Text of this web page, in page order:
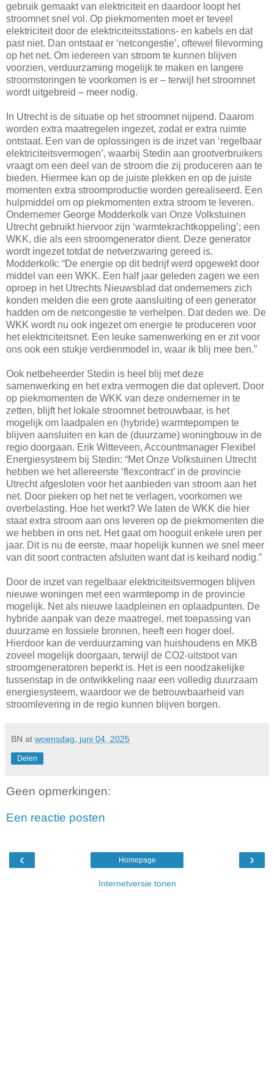
gebruik gemaakt van elektriciteit en daardoor loopt het
stroomnet snel vol. Op piekmomenten moet er teveel
elektriciteit door de elektriciteitsstations- en kabels en dat
past niet. Dan ontstaat er ‘netcongestie’, oftewel filevorming
op het net. Om iedereen van stroom te kunnen blijven
voorzien, verduurzaming mogelijk te maken en langere
stroomstoringen te voorkomen is er – terwijl het stroomnet
wordt uitgebreid – meer nodig.
In Utrecht is de situatie op het stroomnet nijpend. Daarom
worden extra maatregelen ingezet, zodat er extra ruimte
ontstaat. Een van de oplossingen is de inzet van ‘regelbaar
elektriciteitsvermogen’, waarbij Stedin aan grootverbruikers
vraagt om een deel van de stroom die zij produceren aan te
bieden. Hiermee kan op de juiste plekken en op de juiste
momenten extra stroomproductie worden gerealiseerd. Een
hulpmiddel om op piekmomenten extra stroom te leveren.
Ondernemer George Modderkolk van Onze Volkstuinen
Utrecht gebruikt hiervoor zijn ‘warmtekrachtkoppeling’; een
WKK, die als een stroomgenerator dient. Deze generator
wordt ingezet totdat de netverzwaring gereed is.
Modderkolk: “De energie op dit bedrijf werd opgewekt door
middel van een WKK. Een half jaar geleden zagen we een
oproep in het Utrechts Nieuwsblad dat ondernemers zich
konden melden die een grote aansluiting of een generator
hadden om de netcongestie te verhelpen. Dat deden we. De
WKK wordt nu ook ingezet om energie te produceren voor
het elektriciteitsnet. Een leuke samenwerking en er zit voor
ons ook een stukje verdienmodel in, waar ik blij mee ben.”
Ook netbeheerder Stedin is heel blij met deze
samenwerking en het extra vermogen die dat oplevert. Door
op piekmomenten de WKK van deze ondernemer in te
zetten, blijft het lokale stroomnet betrouwbaar, is het
mogelijk om laadpalen en (hybride) warmtepompen te
blijven aansluiten en kan de (duurzame) woningbouw in de
regio doorgaan. Erik Witteveen, Accountmanager Flexibel
Energiesysteem bij Stedin: “Met Onze Volkstuinen Utrecht
hebben we het allereerste ‘flexcontract’ in de provincie
Utrecht afgesloten voor het aanbieden van stroom aan het
net. Door pieken op het net te verlagen, voorkomen we
overbelasting. Hoe het werkt? We laten de WKK die hier
staat extra stroom aan ons leveren op de piekmomenten die
we hebben in ons net. Het gaat om hooguit enkele uren per
jaar. Dit is nu de eerste, maar hopelijk kunnen we snel meer
van dit soort contracten afsluiten want dat is keihard nodig.”
Door de inzet van regelbaar elektriciteitsvermogen blijven
nieuwe woningen met een warmtepomp in de provincie
mogelijk. Net als nieuwe laadpleinen en oplaadpunten. De
hybride aanpak van deze maatregel, met toepassing van
duurzame en fossiele bronnen, heeft een hoger doel.
Hierdoor kan de verduurzaming van huishoudens en MKB
zoveel mogelijk doorgaan, terwijl de CO2-uitstoot van
stroomgeneratoren beperkt is. Het is een noodzakelijke
tussenstap in de ontwikkeling naar een volledig duurzaam
energiesysteem, waardoor we de betrouwbaarheid van
stroomlevering in de regio kunnen blijven borgen.
BN at woensdag, juni 04, 2025
Delen
Geen opmerkingen:
Een reactie posten
‹ ›
Homepage
Internetversie tonen